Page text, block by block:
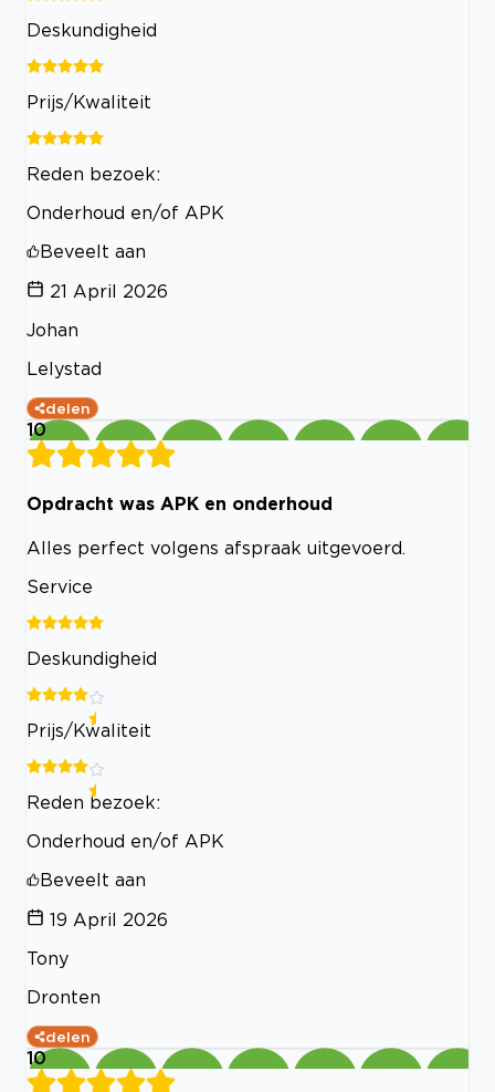
Deskundigheid
Prijs/Kwaliteit
Reden bezoek:
Onderhoud en/of APK
Beveelt aan
21 April 2026
Johan
Lelystad
delen
10
Opdracht was APK en onderhoud
Alles perfect volgens afspraak uitgevoerd.
Service
Deskundigheid
Prijs/Kwaliteit
Reden bezoek:
Onderhoud en/of APK
Beveelt aan
19 April 2026
Tony
Dronten
delen
10